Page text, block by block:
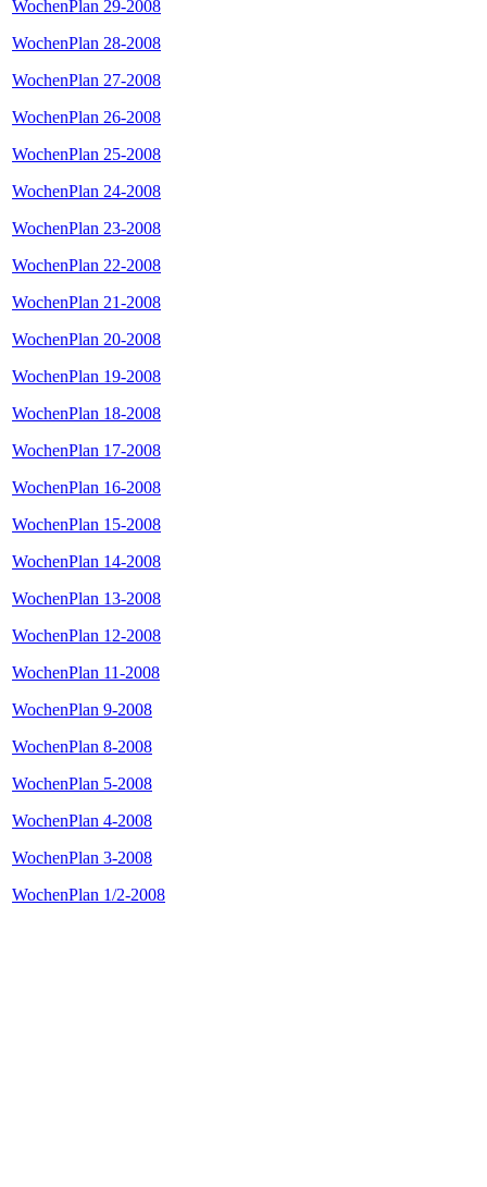
WochenPlan 29-2008
WochenPlan 28-2008
WochenPlan 27-2008
WochenPlan 26-2008
WochenPlan 25-2008
WochenPlan 24-2008
WochenPlan 23-2008
WochenPlan 22-2008
WochenPlan 21-2008
WochenPlan 20-2008
WochenPlan 19-2008
WochenPlan 18-2008
WochenPlan 17-2008
WochenPlan 16-2008
WochenPlan 15-2008
WochenPlan 14-2008
WochenPlan 13-2008
WochenPlan 12-2008
WochenPlan 11-2008
WochenPlan 9-2008
WochenPlan 8-2008
WochenPlan 5-2008
WochenPlan 4-2008
WochenPlan 3-2008
WochenPlan 1/2-2008